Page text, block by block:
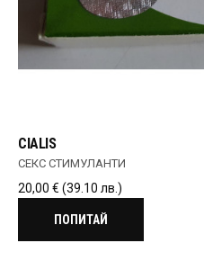
CIALIS
СЕКС СТИМУЛАНТИ
20,00 € (39.10 лв.)
ПОПИТАЙ